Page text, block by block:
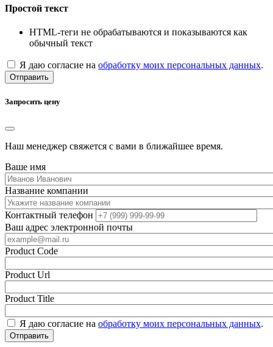
Простой текст
HTML-теги не обрабатываются и показываются как
обычный текст
Я даю согласие на обработку моих персональных данных.
Отправить
Запросить цену
Наш менеджер свяжется с вами в ближайшее время.
Ваше имя
Название компании
Контактный телефон
Ваш адрес электронной почты
Product Code
Product Url
Product Title
Я даю согласие на обработку моих персональных данных.
Отправить